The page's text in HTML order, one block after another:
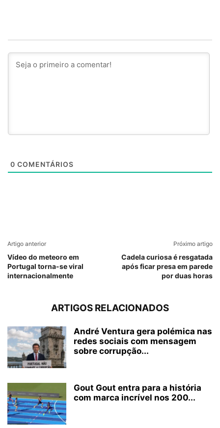
0 COMENTÁRIOS
Artigo anterior
Vídeo do meteoro em
Portugal torna-se viral
internacionalmente
Próximo artigo
Cadela curiosa é resgatada
após ficar presa em parede
por duas horas
ARTIGOS RELACIONADOS
André Ventura gera polémica nas
redes sociais com mensagem
sobre corrupção...
Gout Gout entra para a história
com marca incrível nos 200...